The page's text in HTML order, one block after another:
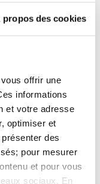
propos des cookies
offrir une
informations
et votre adresse
optimiser et
des
pour mesurer
et pour vous
sociaux. En
utile ?